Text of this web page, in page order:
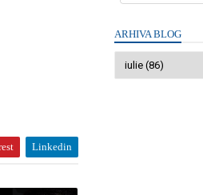
Linkedin
ARHIVA BLOG